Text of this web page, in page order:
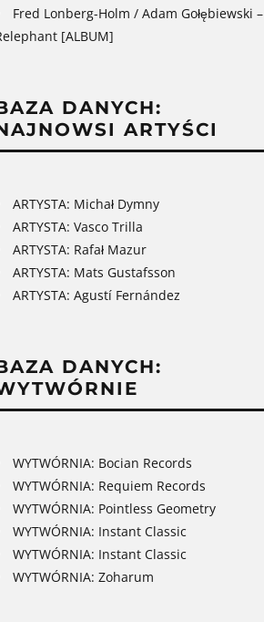
Fred Lonberg-Holm / Adam Gołębiewski –
[ALBUM]
DANYCH:
ARTYŚCI
ARTYSTA: Michał Dymny
ARTYSTA: Vasco Trilla
ARTYSTA: Rafał Mazur
ARTYSTA: Mats Gustafsson
ARTYSTA: Agustí Fernández
DANYCH:
WYTWÓRNIA: Bocian Records
WYTWÓRNIA: Requiem Records
WYTWÓRNIA: Pointless Geometry
WYTWÓRNIA: Instant Classic
WYTWÓRNIA: Instant Classic
WYTWÓRNIA: Zoharum